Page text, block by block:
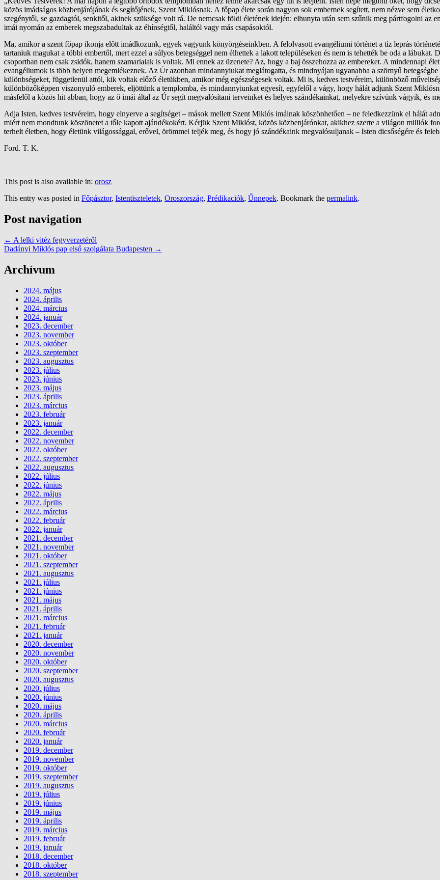
közös imádságos közbenjárójának és segítőjének, Szent Miklósnak. A főpap élete során nagyon sok embernek segített, nem nézve sem
szegénytől, se gazdagtól, senkitől, akinek szüksége volt rá. De nemcsak földi életének idején: elhunyta után sem szűnik meg pártfogolni az
imái nyomán az emberek megszabadultak az éhínségtől, haláltól vagy más csapásoktól.
Ma, amikora szent főpap ikonja előtt imádkozunk, egyek vagyunk könyörgéseinkben. A felolvasott evangéliumi történet a tíz leprás
tartaniuk magukat a többi embertől, mert ezzel a súlyos betegséggel nem élhettek a lakott településeken és nem is tehették be oda a
csoportban nem csak zsidók, hanem szamariaiak is voltak. Mi ennek az üzenete? Az, hogy a baj összehozza az embereket. A mindennapi
evangéliumok is több helyen megemlékeznek. Az Úr azonban mindannyiukat meglátogatta, és mindnyájan ugyanabba a szörnyű
különbségeket, függetlenül attól, kik voltak előző életükben, amikor még egészségesek voltak. Mi is, kedves testvéreim, különböző
különbözőképpen viszonyuló emberek, eljöttünk a templomba, és mindannyiunkat egyesít, egyfelől a vágy, hogy hálát adjunk Szent
másfelől a közös hit abban, hogy az ő imái által az Úr segít megvalósítani terveinket és helyes szándékainkat, melyekre szívünk vágyik, és
Adja Isten, kedves testvéreim, hogy elnyerve a segítséget – mások mellett Szent Miklós imáinak köszönhetően – ne feledkezzünk el hálát
miért nem mondtunk köszönetet a tőle kapott ajándékokért. Kérjük Szent Miklóst, közös közbenjárónkat, akikhez szerte a világon milliók
terhelt életben, hogy életünk világossággal, erővel, örömmel teljék meg, és hogy jó szándékaink megvalósuljanak – Isten dicsőségére és
Ford. T. K.
This post is also available in: orosz
This entry was posted in Főpásztor, Istentiszteletek, Oroszország, Prédikaciók, Űnnepek. Bookmark the permalink.
Post navigation
← A lelki vitéz fegyverzetéről
Dadányi Miklós pap első szolgálata Budapesten →
Archívum
2024. május
2024. április
2024. március
2024. január
2023. december
2023. november
2023. október
2023. szeptember
2023. augusztus
2023. július
2023. június
2023. május
2023. április
2023. március
2023. február
2023. január
2022. december
2022. november
2022. október
2022. szeptember
2022. augusztus
2022. július
2022. június
2022. május
2022. április
2022. március
2022. február
2022. január
2021. december
2021. november
2021. október
2021. szeptember
2021. augusztus
2021. július
2021. június
2021. május
2021. április
2021. március
2021. február
2021. január
2020. december
2020. november
2020. október
2020. szeptember
2020. augusztus
2020. július
2020. június
2020. május
2020. április
2020. március
2020. február
2020. január
2019. december
2019. november
2019. október
2019. szeptember
2019. augusztus
2019. július
2019. június
2019. május
2019. április
2019. március
2019. február
2019. január
2018. december
2018. október
2018. szeptember